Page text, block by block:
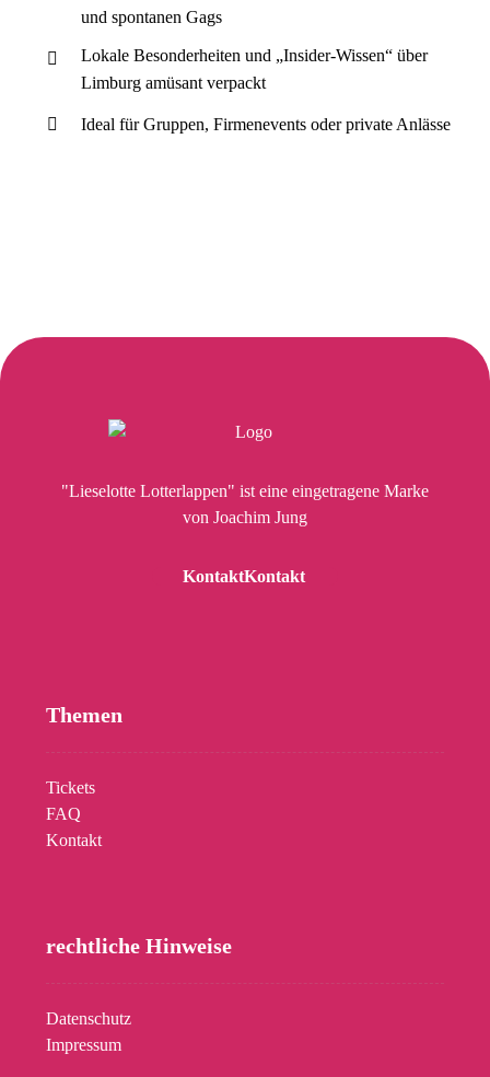
und spontanen Gags
Lokale Besonderheiten und „Insider-Wissen“ über
Limburg amüsant verpackt
Ideal für Gruppen, Firmenevents oder private Anlässe
"Lieselotte Lotterlappen" ist eine eingetragene Marke
von Joachim Jung
KontaktKontakt
Themen
Tickets
FAQ
Kontakt
rechtliche Hinweise
Datenschutz
Impressum